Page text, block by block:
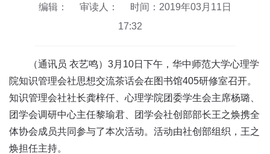
编辑： 审读人：
时间：2019年03月11日
17:32
（通讯员 衣艺鸣）3月10日下午，华中师范大学心理学
院知识管理会社思想交流茶话会在图书馆405研修室召开。
知识管理会社社长龚梓仟、心理学院团委学生会主席杨璐、
团学会调研中心主任黎瑜君、团学会社创部部长王之焕携全
体协会成员共同参与了本次活动。活动由社创部组织，王之
焕担任主持。